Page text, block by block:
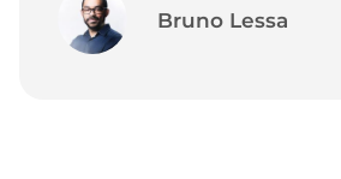
Bruno Lessa